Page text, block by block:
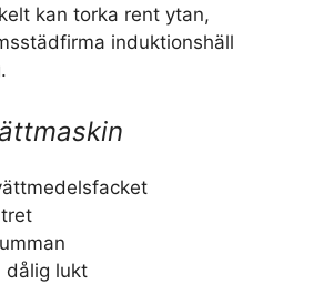
kan torka rent ytan,
induktionshäll
dålig lukt